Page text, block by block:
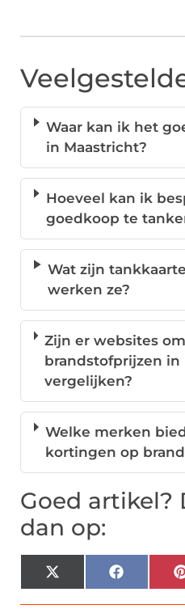
Waar kan ik het
in Maastricht?
Hoeveel kan ik
goedkoop te
Wat zijn
werken ze?
Zijn er websites om
brandstofprijzen in
vergelijken?
Welke merken
kortingen op
Goed artikel?
dan op:
X
(Twitter)